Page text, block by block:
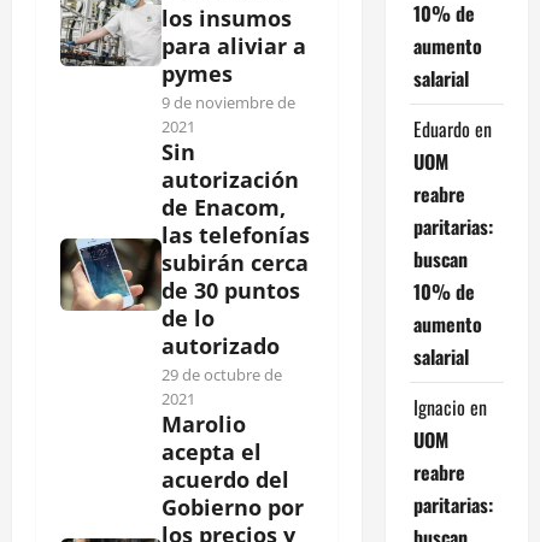
los insumos
para aliviar a
pymes
9 de noviembre de
2021
Sin
autorización
de Enacom,
las telefonías
subirán cerca
de 30 puntos
de lo
autorizado
29 de octubre de
2021
Marolio
acepta el
acuerdo del
Gobierno por
los precios y
10% de
aumento
salarial
Eduardo en
UOM
reabre
paritarias:
buscan
10% de
aumento
salarial
Ignacio en
UOM
reabre
paritarias: